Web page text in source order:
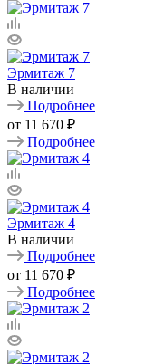
Эрмитаж 7
В наличии
Подробнее
от 11 670 ₽
Подробнее
Эрмитаж 4
В наличии
Подробнее
от 11 670 ₽
Подробнее